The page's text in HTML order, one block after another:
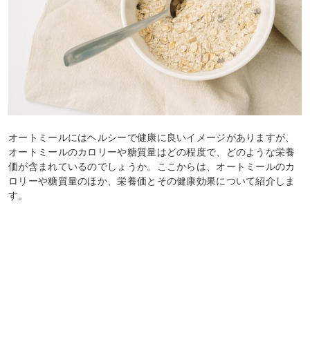
オートミールにはヘルシーで健康に良いイメージがありますが、
オートミールのカロリーや糖質量はどの程度で、どのような栄養
価が含まれているのでしょうか。ここからは、オートミールのカ
ロリーや糖質量のほか、栄養価とその健康効果について紹介しま
す。